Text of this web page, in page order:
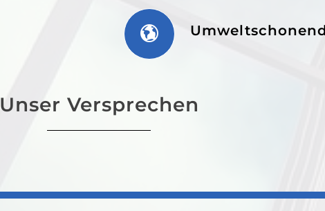
Unser Versprechen